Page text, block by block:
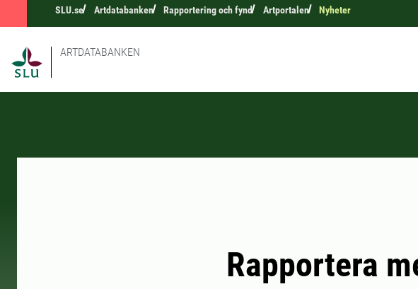
SLU.se Artdatabanken Rapportering och fynd Artportalen Nyheter
ARTDATABANKEN
Rapportera